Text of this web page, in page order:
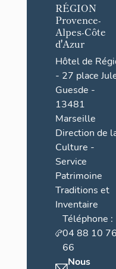
RÉGION
Provence-
Alpes-Côte
d'Azur
Hôtel de
- 27 place
Guesde -
13481
Marseille
Direction de
Culture -
Service
Patrimoine
Traditions et
Inventaire
Téléphone :
04 88 10 76
66
Nous